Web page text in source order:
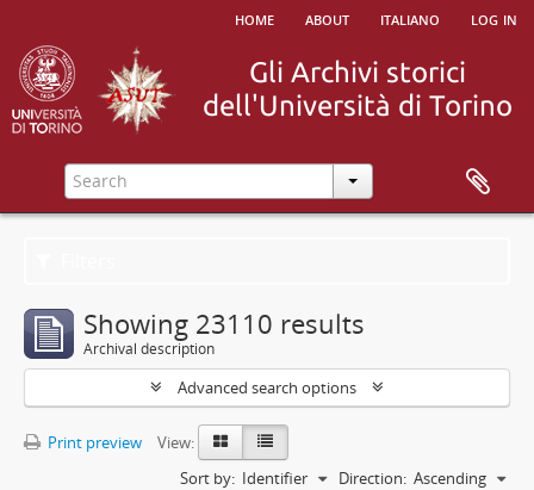
home about italiano log in
Showing 23110 results
Archival description
Advanced search options
Print preview
View:
Sort by: Identifier Direction: Ascending